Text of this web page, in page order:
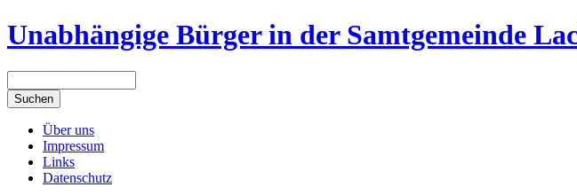
Unabhängige Bürger in der Samtgemeinde
Über uns
Impressum
Links
Datenschutz